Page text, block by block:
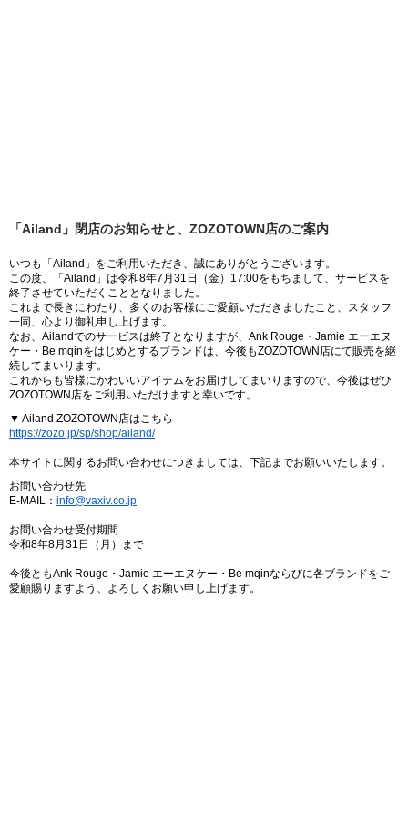
「Ailand」閉店のお知らせと、ZOZOTOWN店のご案内
いつも「Ailand」をご利用いただき、誠にありがとうございます。
この度、「Ailand」は令和8年7月31日（金）17:00をもちまして、サービスを
終了させていただくこととなりました。
これまで長きにわたり、多くのお客様にご愛顧いただきましたこと、スタッフ
一同、心より御礼申し上げます。
なお、Ailandでのサービスは終了となりますが、Ank Rouge・Jamie エーエヌ
ケー・Be mqinをはじめとするブランドは、今後もZOZOTOWN店にて販売を継
続してまいります。
これからも皆様にかわいいアイテムをお届けしてまいりますので、今後はぜひ
ZOZOTOWN店をご利用いただけますと幸いです。
▼ Ailand ZOZOTOWN店はこちら
https://zozo.jp/sp/shop/ailand/
本サイトに関するお問い合わせにつきましては、下記までお願いいたします。
お問い合わせ先
E-MAIL： info@vaxiv.co.jp
お問い合わせ受付期間
令和8年8月31日（月）まで
今後ともAnk Rouge・Jamie エーエヌケー・Be mqinならびに各ブランドをご
愛顧賜りますよう、よろしくお願い申し上げます。